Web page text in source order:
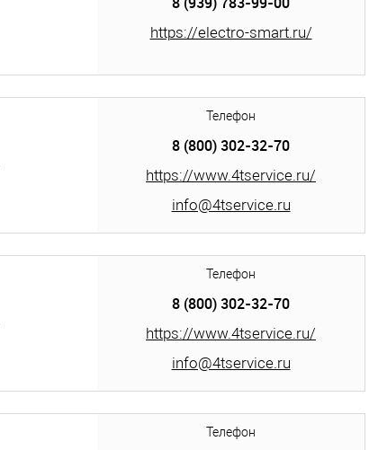
https://electro-smart.ru/
Телефон
8 (800) 302-32-70
https://www.4tservice.ru/
info@4tservice.ru
Телефон
8 (800) 302-32-70
https://www.4tservice.ru/
info@4tservice.ru
Телефон